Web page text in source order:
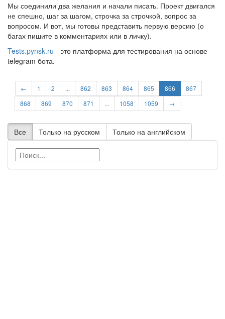
Мы соединили два желания и начали писать. Проект двигался
не спешно, шаг за шагом, строчка за строчкой, вопрос за
вопросом. И вот, мы готовы представить первую версию (о
багах пишите в комментариях или в личку).
Tests.pynsk.ru - это платформа для тестирования на основе
telegram бота.
← 1 2 ... 862 863 864 865 866
867
868
869 870 871 ... 1058 1059 →
Все Только на русском Только на английском